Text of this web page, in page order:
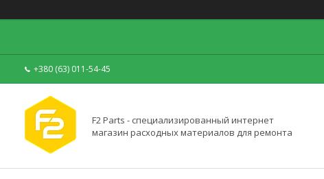
+380 (63) 011-54-45
F2 Parts - специализированный интернет
магазин расходных материалов для ремонта